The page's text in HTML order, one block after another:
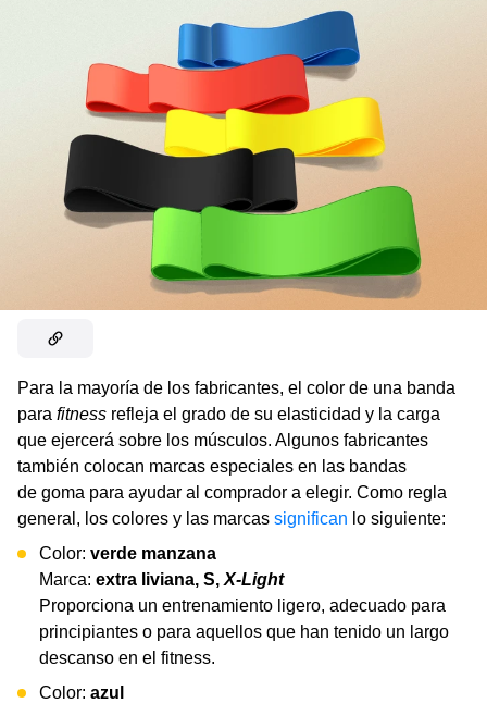
Para la mayoría de los fabricantes, el color de una banda
para fitness refleja el grado de su elasticidad y la carga
que ejercerá sobre los músculos. Algunos fabricantes
también colocan marcas especiales en las bandas
de goma para ayudar al comprador a elegir. Como regla
general, los colores y las marcas significan lo siguiente:
Color: verde manzana
Marca: extra liviana, S, X-Light
Proporciona un entrenamiento ligero, adecuado para
principiantes o para aquellos que han tenido un largo
descanso en el fitness.
Color: azul